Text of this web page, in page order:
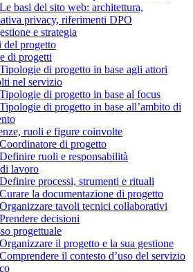
basi del sito web: architettura,
privacy, riferimenti DPO
e strategia
progetto
di progetti
di progetto in base agli attori
nel servizio
di progetto in base al focus
di progetto in base all’ambito di
ruoli e figure coinvolte
di progetto
ruoli e responsabilità
lavoro
processi, strumenti e rituali
la documentazione di progetto
tavoli tecnici collaborativi
decisioni
progettuale
il progetto e la sua gestione
il contesto d’uso del servizio